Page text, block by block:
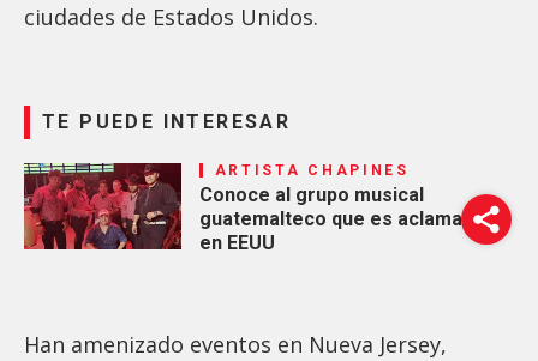
ciudades de Estados Unidos.
TE PUEDE INTERESAR
ARTISTA CHAPINES
Conoce al grupo musical
guatemalteco que es aclamado
en EEUU
Han amenizado eventos en Nueva Jersey,